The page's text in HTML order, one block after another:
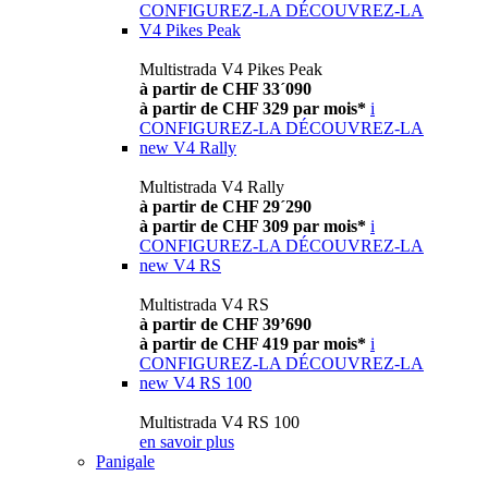
CONFIGUREZ-LA DÉCOUVREZ-LA
V4 Pikes Peak
Multistrada V4 Pikes Peak
à partir de CHF 33´090
à partir de CHF 329 par mois* i
CONFIGUREZ-LA DÉCOUVREZ-LA
new V4 Rally
Multistrada V4 Rally
à partir de CHF 29´290
à partir de CHF 309 par mois* i
CONFIGUREZ-LA DÉCOUVREZ-LA
new V4 RS
Multistrada V4 RS
à partir de CHF 39’690
à partir de CHF 419 par mois* i
CONFIGUREZ-LA DÉCOUVREZ-LA
new V4 RS 100
Multistrada V4 RS 100
en savoir plus
Panigale